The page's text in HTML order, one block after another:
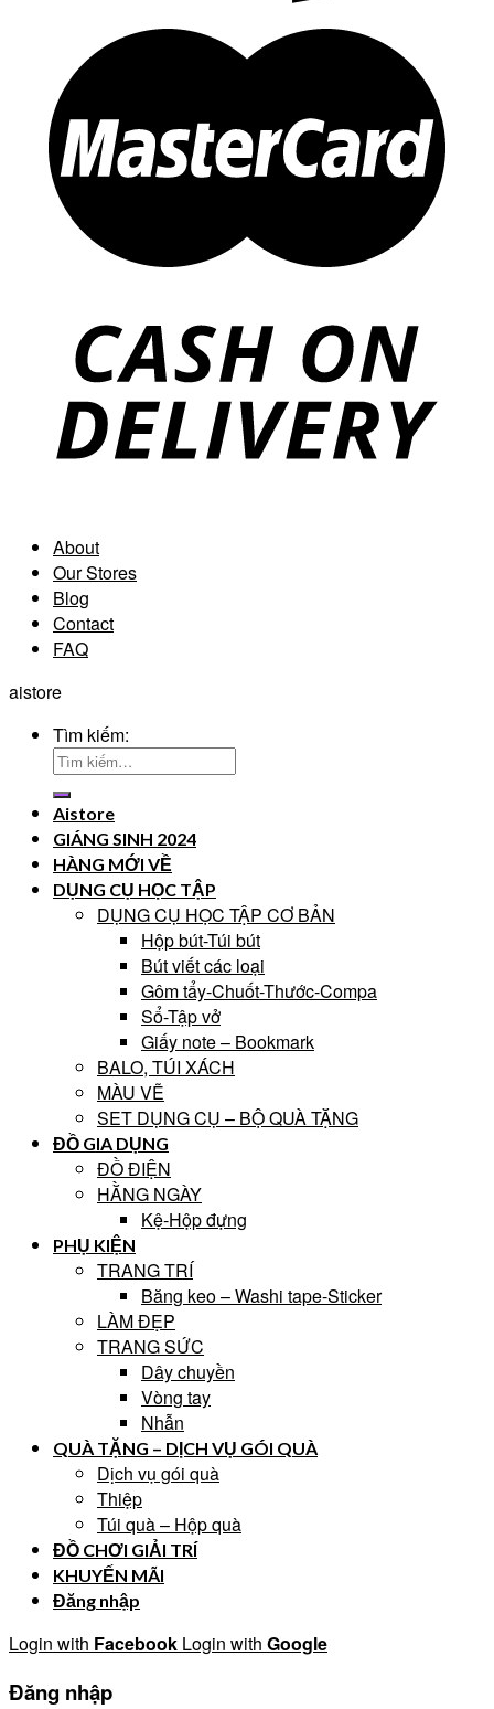
About
Our Stores
Blog
Contact
FAQ
aistore
Tìm kiếm:
Aistore
GIÁNG SINH 2024
HÀNG MỚI VỀ
DỤNG CỤ HỌC TẬP
DỤNG CỤ HỌC TẬP CƠ BẢN
Hộp bút-Túi bút
Bút viết các loại
Gôm tẩy-Chuốt-Thước-Compa
Sổ-Tập vở
Giấy note – Bookmark
BALO, TÚI XÁCH
MÀU VẼ
SET DỤNG CỤ – BỘ QUÀ TẶNG
ĐỒ GIA DỤNG
ĐỒ ĐIỆN
HẰNG NGÀY
Kệ-Hộp đựng
PHỤ KIỆN
TRANG TRÍ
Băng keo – Washi tape-Sticker
LÀM ĐẸP
TRANG SỨC
Dây chuyền
Vòng tay
Nhẫn
QUÀ TẶNG – DỊCH VỤ GÓI QUÀ
Dịch vụ gói quà
Thiệp
Túi quà – Hộp quà
ĐỒ CHƠI GIẢI TRÍ
KHUYẾN MÃI
Đăng nhập
Login with Facebook Login with Google
Đăng nhập